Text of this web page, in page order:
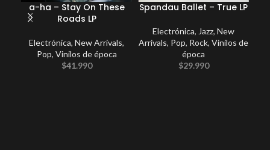
a-ha – Stay On These
Roads LP
Electrónica, New Arrivals,
Pop, Vinilos de época
$41.990
Spandau Ballet – True LP
Electrónica, Jazz, New
Arrivals, Pop, Rock, Vinilos de
época
$29.990